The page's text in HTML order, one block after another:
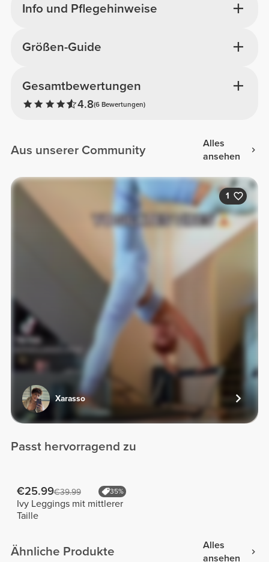
Info und Pflegehinweise
Gesamtbewertungen
4.8(6 Bewertungen)
Größen-Guide
Aus unserer Community
Alles
ansehen
1
Xarasso
Passt hervorragend zu
€25.99€39.99 35%
Ivy Leggings mit mittlerer
Taille
Ähnliche Produkte
Alles
ansehen